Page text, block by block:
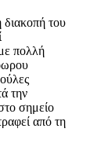
διακοπή του
πολλή
την
σημείο
από τη